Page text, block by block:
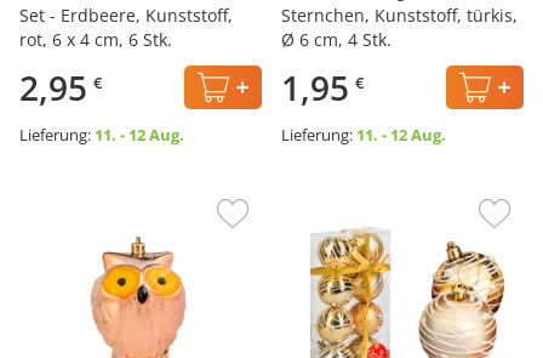
Set - Erdbeere, Kunststoff,
rot, 6 х 4 cm, 6 Stk.
2,95 €
Lieferung: 11. - 12 Aug.
Sternchen, Kunststoff, türkis,
Ø 6 cm, 4 Stk.
1,95 €
Lieferung: 11. - 12 Aug.